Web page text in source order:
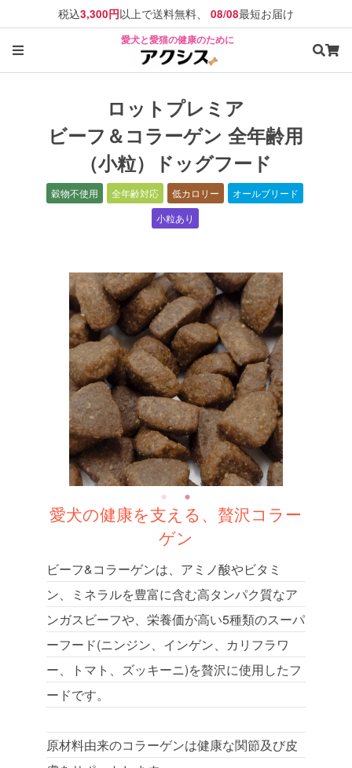
税込3,300円以上で送料無料、 08/08最短お届け
愛犬と愛猫の健康のために
ロットプレミア
ビーフ＆コラーゲン 全年齢用
（小粒）ドッグフード
穀物不使用 全年齢対応 低カロリー
オールブリード
小粒あり
愛犬の健康を支える、贅沢コラー
ゲン
ビーフ&コラーゲンは、アミノ酸やビタミ
ン、ミネラルを豊富に含む高タンパク質なア
ンガスビーフや、栄養価が高い5種類のスーパ
ーフード(ニンジン、インゲン、カリフラワ
ー、トマト、ズッキーニ)を贅沢に使用したフ
ードです。
原材料由来のコラーゲンは健康な関節及び皮